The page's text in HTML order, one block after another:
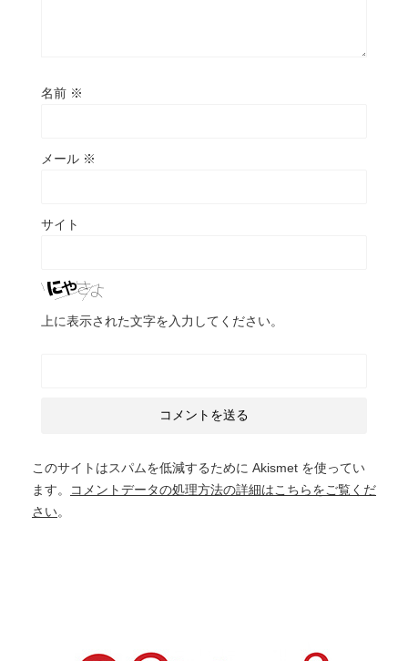
名前 ※
メール ※
サイト
上に表示された文字を入力してください。
このサイトはスパムを低減するために Akismet を使ってい
ます。
コメントデータの処理方法の詳細はこちらをご覧くだ
さい。